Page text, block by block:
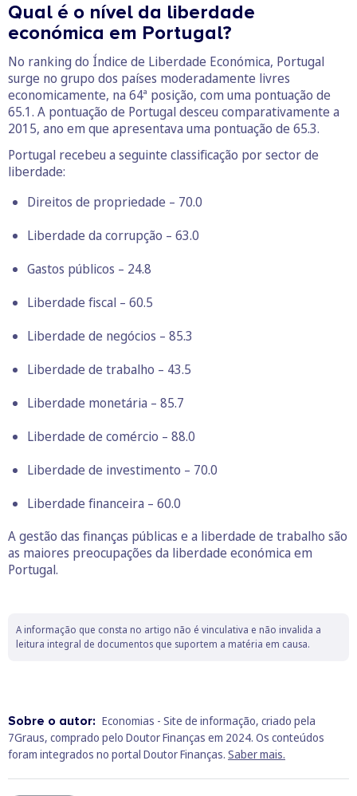
Qual é o nível da liberdade
económica em Portugal?
No ranking do Índice de Liberdade Económica, Portugal
surge no grupo dos países moderadamente livres
economicamente, na 64ª posição, com uma pontuação de
65.1. A pontuação de Portugal desceu comparativamente a
2015, ano em que apresentava uma pontuação de 65.3.
Portugal recebeu a seguinte classificação por sector de
liberdade:
Direitos de propriedade – 70.0
Liberdade da corrupção – 63.0
Gastos públicos – 24.8
Liberdade fiscal – 60.5
Liberdade de negócios – 85.3
Liberdade de trabalho – 43.5
Liberdade monetária – 85.7
Liberdade de comércio – 88.0
Liberdade de investimento – 70.0
Liberdade financeira – 60.0
A gestão das finanças públicas e a liberdade de trabalho são
as maiores preocupações da liberdade económica em
Portugal.
A informação que consta no artigo não é vinculativa e não invalida a
leitura integral de documentos que suportem a matéria em causa.
Sobre o autor: Economias - Site de informação, criado pela
7Graus, comprado pelo Doutor Finanças em 2024. Os conteúdos
foram integrados no portal Doutor Finanças. Saber mais.